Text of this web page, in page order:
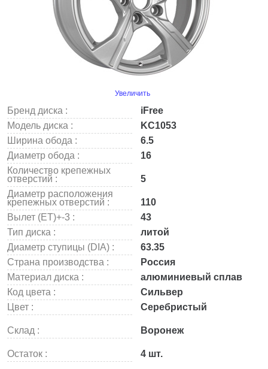
Увеличить
Бренд диска :
iFree
Модель диска :
KC1053
Ширина обода :
6.5
Диаметр обода :
16
Количество крепежных
отверстий :
5
Диаметр расположения
крепежных отверстий :
110
Вылет (ET)+-3 :
43
Тип диска :
литой
Диаметр ступицы (DIA) :
63.35
Страна производства :
Россия
Материал диска :
алюминиевый сплав
Код цвета :
Сильвер
Цвет :
Серебристый
Склад : Воронеж
Остаток : 4 шт.